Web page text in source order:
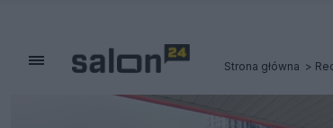
Strona główna